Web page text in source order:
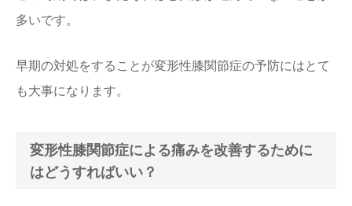
多いです。
早期の対処をすることが変形性膝関節症の予防にはとて
も大事になります。
変形性膝関節症による痛みを改善するために
はどうすればいい？